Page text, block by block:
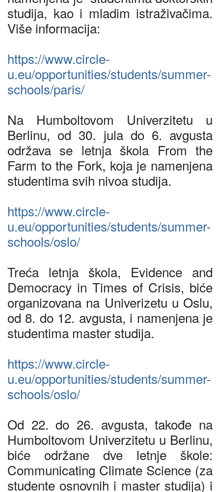
studija, kao i mladim istraživačima.
Više informacija:
https://www.circle-
u.eu/opportunities/students/summer-
schools/paris/
Na Humboltovom Univerzitetu u
Berlinu, od 30. jula do 6. avgusta
održava se letnja škola From the
Farm to the Fork, koja je namenjena
studentima svih nivoa studija.
https://www.circle-
u.eu/opportunities/students/summer-
schools/oslo/
Treća letnja škola, Evidence and
Democracy in Times of Crisis, biće
organizovana na Univerizetu u Oslu,
od 8. do 12. avgusta, i namenjena je
studentima master studija.
https://www.circle-
u.eu/opportunities/students/summer-
schools/oslo/
Od 22. do 26. avgusta, takođe na
Humboltovom Univerzitetu u Berlinu,
biće održane dve letnje škole:
Communicating Climate Science (za
studente osnovnih i master studija) i